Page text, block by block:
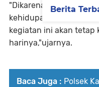
"Dikarenakan begitu
kehidupan kita dan
kegiatan ini akan tetap
harinya,"ujarnya.
Baca Juga : Polsek
Berita